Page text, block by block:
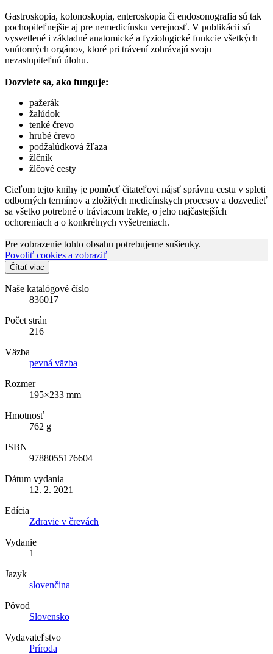
Gastroskopia, kolonoskopia, enteroskopia či endosonografia sú tak
pochopiteľnejšie aj pre nemedicínsku verejnosť. V publikácii sú
vysvetlené i základné anatomické a fyziologické funkcie všetkých
vnútorných orgánov, ktoré pri trávení zohrávajú svoju
nezastupiteľnú úlohu.
Dozviete sa, ako funguje:
pažerák
žalúdok
tenké črevo
hrubé črevo
podžalúdková žľaza
žlčník
žlčové cesty
Cieľom tejto knihy je pomôcť čitateľovi nájsť správnu cestu v spleti
odborných termínov a zložitých medicínskych procesov a dozvedieť
sa všetko potrebné o tráviacom trakte, o jeho najčastejších
ochoreniach a o konkrétnych vyšetreniach.
Pre zobrazenie tohto obsahu potrebujeme sušienky.
Povoliť cookies a zobraziť
Čítať viac
Naše katalógové číslo
836017
Počet strán
216
Väzba
pevná väzba
Rozmer
195×233 mm
Hmotnosť
762 g
ISBN
9788055176604
Dátum vydania
12. 2. 2021
Edícia
Zdravie v črevách
Vydanie
1
Jazyk
slovenčina
Pôvod
Slovensko
Vydavateľstvo
Príroda